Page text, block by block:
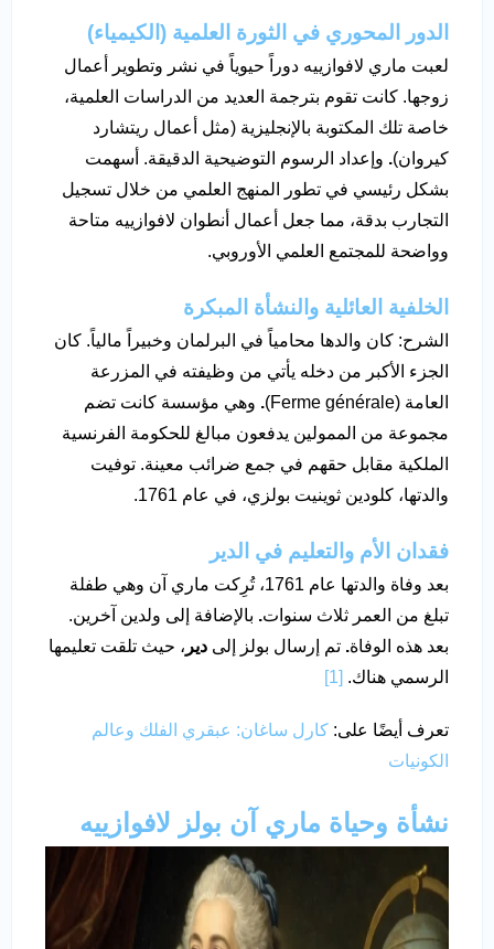
الدور المحوري في الثورة العلمية (الكيمياء)
لعبت ماري لافوازييه دوراً حيوياً في نشر وتطوير أعمال
زوجها. كانت تقوم بترجمة العديد من الدراسات العلمية،
خاصة تلك المكتوبة بالإنجليزية (مثل أعمال ريتشارد
كيروان). وإعداد الرسوم التوضيحية الدقيقة. أسهمت
بشكل رئيسي في تطور المنهج العلمي من خلال تسجيل
التجارب بدقة، مما جعل أعمال أنطوان لافوازييه متاحة
وواضحة للمجتمع العلمي الأوروبي.
الخلفية العائلية والنشأة المبكرة
الشرح: كان والدها محامياً في البرلمان وخبيراً مالياً. كان
الجزء الأكبر من دخله يأتي من وظيفته في المزرعة
العامة (Ferme générale)
. وهي مؤسسة كانت تضم
مجموعة من الممولين يدفعون مبالغ للحكومة الفرنسية
الملكية مقابل حقهم في جمع ضرائب معينة. توفيت
والدتها، كلودين ثوينيت بولزي، في عام 1761.
فقدان الأم والتعليم في الدير
بعد وفاة والدتها عام 1761، تُرِكت ماري آن وهي طفلة
تبلغ من العمر ثلاث سنوات. بالإضافة إلى ولدين آخرين.
بعد هذه الوفاة. تم إرسال بولز إلى دير ، حيث تلقت تعليمها
الرسمي هناك. [1]
تعرف أيضًا على: كارل ساغان: عبقري الفلك وعالم
الكونيات
نشأة وحياة ماري آن بولز لافوازييه